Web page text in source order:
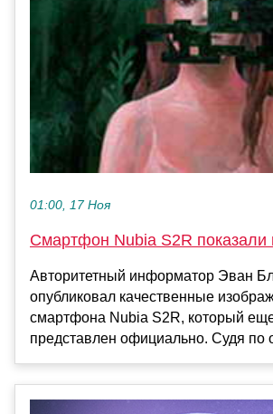
01:00, 17 Ноя
Смартфон Nubia S2R показали
Авторитетный информатор Эван
опубликовал качественные
смартфона Nubia S2R, который
представлен официально. Судя по